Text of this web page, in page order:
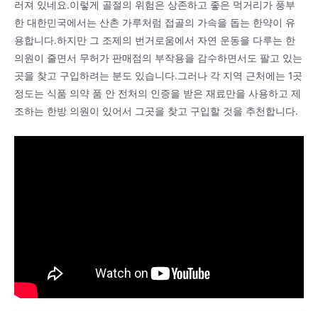
러져 있네요.이렇게 골절의 위험은 상존하고 좋은 먹거리가 풍부
한 대한민국에서는 산촌 가루처럼 접골의 가속을 돕는 한약이 유
용합니다.하지만 그 조제의 번거로움에서 자연 운동을 다루는 한
의원이 줄면서 무허가 판매점의 부작용을 감수하면서도 팔고 있는
곳을 찾고 구입하려는 분도 있습니다.그러나 각 지역 근처에는 1곳
정도는 식품 의약 품 안 전처의 인증을 받은 재료만을 사용하고 제
조하는 한방 의원이 있어서 그곳을 찾고 구입할 것을 추천합니다.